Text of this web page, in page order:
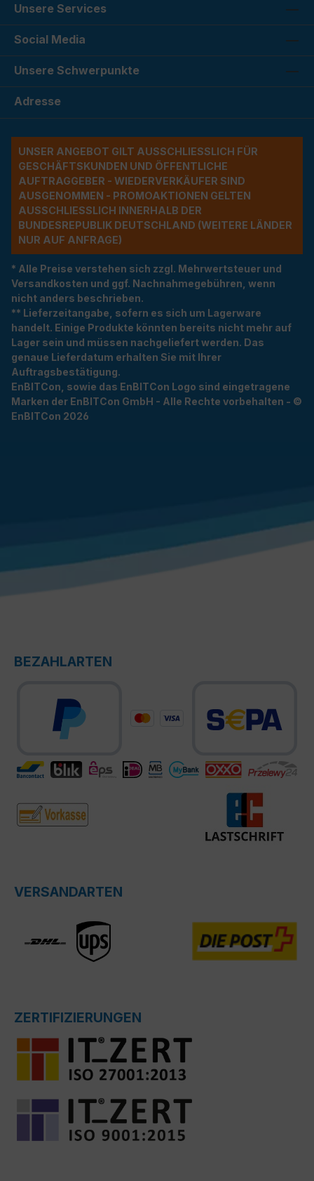
Unsere Services
Social Media
Unsere Schwerpunkte
Adresse
UNSER ANGEBOT GILT AUSSCHLIESSLICH FÜR G
ESCHÄFTSKUNDEN UND ÖFFENTLICHE A
UFTRAGGEBER - WIEDERVERKÄUFER SIND A
USGENOMMEN - PROMOAKTIONEN GELTEN A
USSCHLIESSLICH INNERHALB DER BU
NDESREPUBLIK DEUTSCHLAND (WEITERE LÄNDER NU
R AUF ANFRAGE)
* Alle Preise verstehen sich zzgl. Mehrwertsteuer und
Versandkosten und ggf. Nachnahmegebühren, wenn
nicht anders beschrieben.
** Lieferzeitangabe, sofern es sich um Lagerware
handelt. Einige Produkte könnten bereits nicht mehr auf
Lager sein und müssen nachgeliefert werden. Das
genaue Lieferdatum erhalten Sie mit Ihrer
Auftragsbestätigung.
EnBITCon, sowie das EnBITCon Logo sind eingetragene
Marken der EnBITCon GmbH - Alle Rechte vorbehalten - ©
EnBITCon 2026
BEZAHLARTEN
VERSANDARTEN
ZERTIFIZIERUNGEN